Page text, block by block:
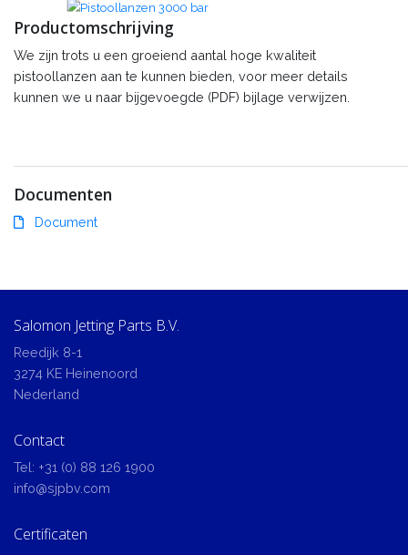
Productomschrijving
We zijn trots u een groeiend aantal hoge kwaliteit
pistoollanzen aan te kunnen bieden, voor meer details
kunnen we u naar bijgevoegde (PDF) bijlage verwijzen.
Documenten
Document
Salomon Jetting Parts B.V.
Reedijk 8-1
3274 KE Heinenoord
Nederland
Contact
Tel: +31 (0) 88 126 1900
info@sjpbv.com
Certificaten